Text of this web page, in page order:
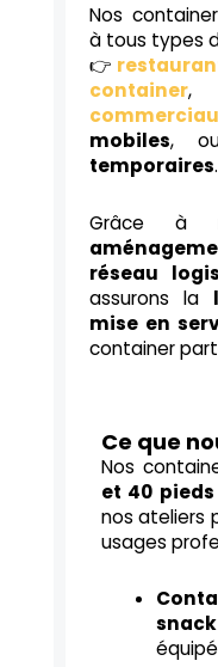
Nos
à tous types
👉
container
mobiles,
temporaires.
Grâce à
réseau
assurons la
mise en
container
Ce que
Nos
et 40 pieds
nos ateliers
usages
snack